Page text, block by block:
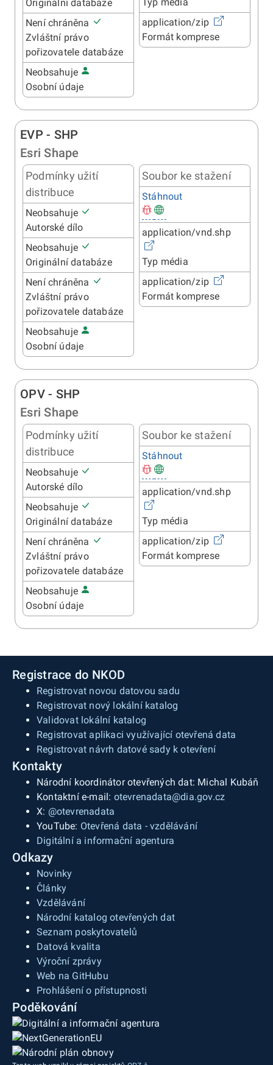
Originální databáze
Není chráněna
Zvláštní právo
pořizovatele databáze
Neobsahuje
Osobní údaje
Typ média
application/zip
Formát komprese
EVP - SHP
Esri Shape
Podmínky užití
distribuce
Neobsahuje
Autorské dílo
Neobsahuje
Originální databáze
Není chráněna
Zvláštní právo
pořizovatele databáze
Neobsahuje
Osobní údaje
Soubor ke stažení
Stáhnout
application/vnd.shp
Typ média
application/zip
Formát komprese
OPV - SHP
Esri Shape
Podmínky užití
distribuce
Neobsahuje
Autorské dílo
Neobsahuje
Originální databáze
Není chráněna
Zvláštní právo
pořizovatele databáze
Neobsahuje
Osobní údaje
Soubor ke stažení
Stáhnout
application/vnd.shp
Typ média
application/zip
Formát komprese
Registrace do NKOD
Registrovat novou datovou sadu
Registrovat nový lokální katalog
Validovat lokální katalog
Registrovat aplikaci využívající otevřená data
Registrovat návrh datové sady k otevření
Kontakty
Národní koordinátor otevřených dat: Michal Kubáň
Kontaktní e-mail: otevrenadata@dia.gov.cz
X: @otevrenadata
YouTube: Otevřená data - vzdělávání
Digitální a informační agentura
Odkazy
Novinky
Články
Vzdělávání
Národní katalog otevřených dat
Seznam poskytovatelů
Datová kvalita
Výroční zprávy
Web na GitHubu
Prohlášení o přístupnosti
Poděkování